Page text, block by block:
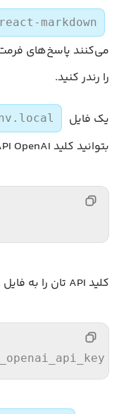
react-markdown
می‌کنند پاسخ‌های
را رندر کنید.
یک فایل
بتوانید کلید API OpenAI را ذخیره کنید:
کلید API تان را به فایل .env.local اضافه کنید: